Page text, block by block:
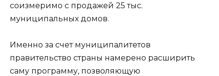
соизмеримо с продажей 25 тыс.
муниципальных домов.
Именно за счет муниципалитетов
правительство страны намерено расширить
саму программу, позволяющую